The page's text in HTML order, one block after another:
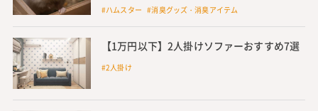
#ハムスター #消臭グッズ・消臭アイテム
【1万円以下】2人掛けソファーおすすめ7選
#2人掛け